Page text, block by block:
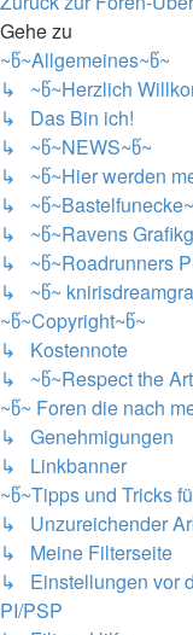
Gehe zu
~წ~Allgemeines~წ~
↳ ~წ~Herzlich
↳ Das Bin ich!
↳ ~წ~NEWS~წ~
↳ ~წ~Hier werden
↳
↳ ~წ~Ravens
↳ ~წ~Roadrunners
↳ ~წ~
~წ~Copyright~წ~
↳ Kostennote
↳ ~წ~Respect the
~წ~ Foren die nach
↳ Genehmigungen
↳ Linkbanner
~წ~Tipps und Tricks
↳ Unzureichender
↳ Meine Filterseite
↳ Einstellungen vor
PI/PSP